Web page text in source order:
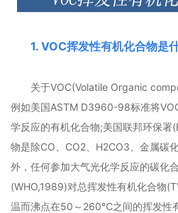
1. VOC挥发性有机化合物是
关于VOC(Volatile Organic
例如美国ASTM D3960-98标准将
学反应的有机化合物;美国联邦环保署
物是除CO、CO2、H2CO3、金属碳
外，任何参加大气光化学反应的碳化
(WHO,1989)对总挥发性有机化合物
温而沸点在50～260℃之间的挥发性